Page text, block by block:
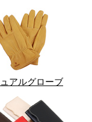
アルグローブ